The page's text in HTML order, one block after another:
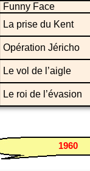
Funny Face
La prise du Kent
Opération Jéricho
Le vol de l’aigle
Le roi de l’évasion
1960